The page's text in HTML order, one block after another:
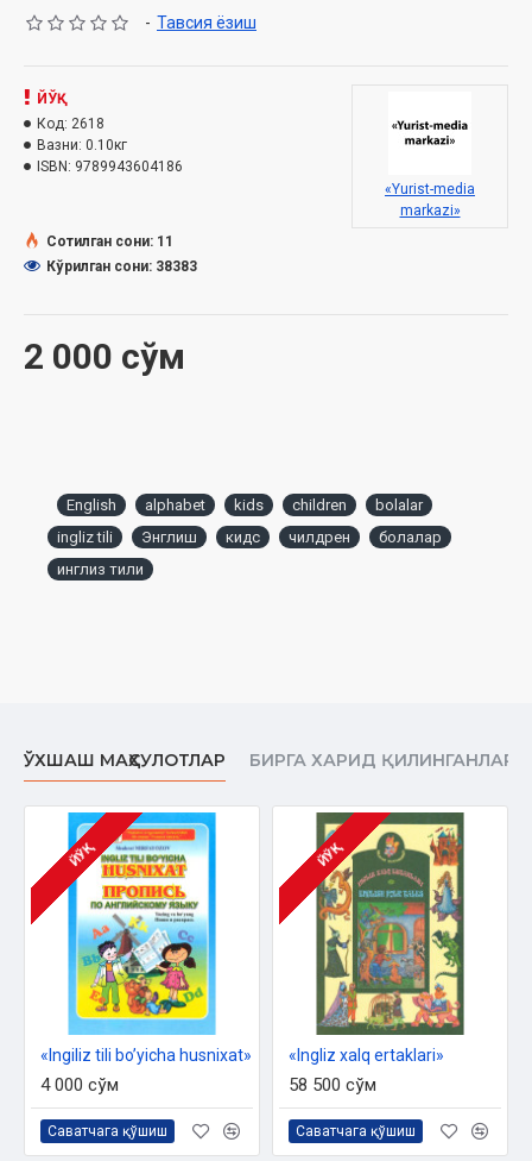
- Тавсия ёзиш
2 000 сўм
ЙЎҚ
Код: 2618
Вазни: 0.10кг
ISBN: 9789943604186
«Yurist-media
markazi»
Сотилган сони: 11
Кўрилган сони: 38383
English alphabet kids children
bolalar
ingliz tili
Энглиш кидс чилдрен
болалар
инглиз тили
ЎХШАШ МАҲСУЛОТЛАР БИРГА ХАРИД ҚИЛИНГАНЛАР
ЙЎҚ
«Ingiliz tili bo’yicha husnixat»‎
4 000 сўм
Саватчага қўшиш
ЙЎҚ
«Ingliz xalq ertaklari»
58 500 сўм
Саватчага қўшиш